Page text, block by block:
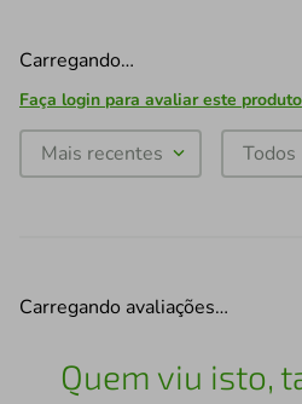
Carregando…
Faça login para avaliar este produto
Mais recentes Todos
Carregando avaliações…
Quem viu isto,